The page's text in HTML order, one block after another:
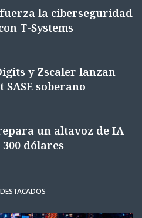
la ciberseguridad
T-Systems
y Zscaler lanzan
soberano
un altavoz de IA
300 dólares